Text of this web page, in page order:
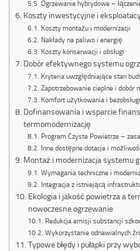
Ogrzewanie hybrydowe –
Koszty inwestycyjne i
Koszty montażu i modernizacji
Nakłady na paliwo i energię
Koszty konserwacji i obsługi
Dobór efektywnego systemu
Kryteria uwzględniające stan
Zapotrzebowanie cieplne i dobór
Komfort użytkowania i
Dofinansowania i wsparcie
termomodernizację
Program Czyste Powietrze –
Inne dostępne dotacje i
Montaż i modernizacja systemu
Wymagania techniczne i
Integracja z istniejącą
Ekologia i jakość powietrza a
nowoczesne ogrzewanie
Redukcja emisji substancji
Wykorzystanie odnawialnych
Typowe błędy i pułapki przy